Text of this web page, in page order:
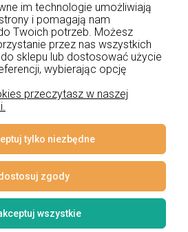
sklep@noxbox.pl
Pomoc
i dostawa
Informacje
im technologie umożliwiają
i pomagają nam
Twoich potrzeb. Możesz
przez nas wszystkich
sklepu lub dostosować użycie
wybierając opcję
przeczytasz w naszej
tylko niezbędne
zgody
wszystkie